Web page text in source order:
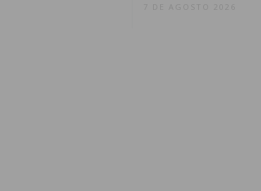
7 DE AGOSTO 2026